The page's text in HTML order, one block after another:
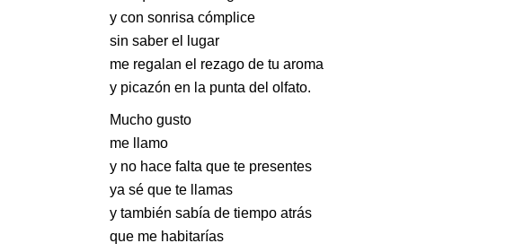
y con sonrisa cómplice
sin saber el lugar
me regalan el rezago de tu aroma
y picazón en la punta del olfato.
Mucho gusto
me llamo
y no hace falta que te presentes
ya sé que te llamas
y también sabía de tiempo atrás
que me habitarías